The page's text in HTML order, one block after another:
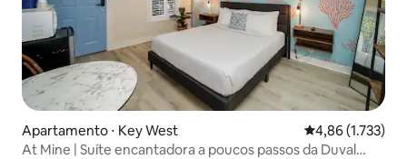
Apartamento ⋅ Key West 4,86 de uma
4,86 (1.733)
At Mine | Suíte encantadora a poucos passos da Duval